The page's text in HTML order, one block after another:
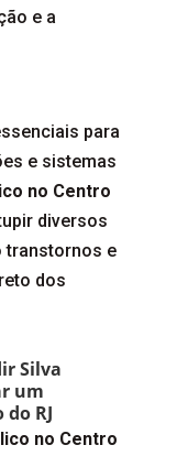
e a
para
e sistemas
no Centro
diversos
transtornos e
dos
Silva
um
RJ
no Centro